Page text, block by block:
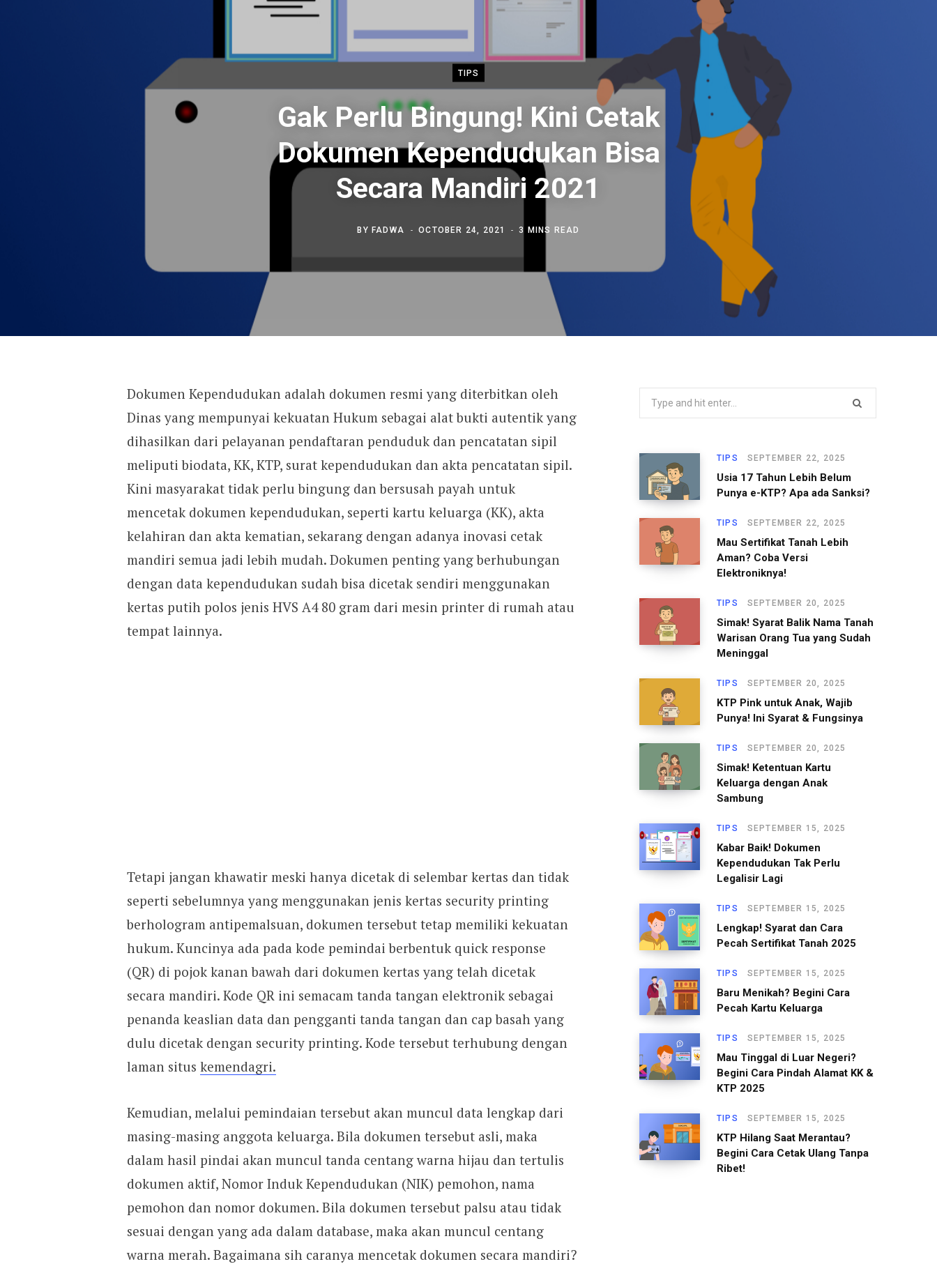
TIPS
Gak Perlu Bingung! Kini Cetak
Dokumen Kependudukan Bisa
Secara Mandiri 2021
BY FADWA OCTOBER 24, 2021 3 MINS READ
Dokumen Kependudukan adalah dokumen resmi yang diterbitkan oleh
Dinas yang mempunyai kekuatan Hukum sebagai alat bukti autentik yang
dihasilkan dari pelayanan pendaftaran penduduk dan pencatatan sipil
meliputi biodata, KK, KTP, surat kependudukan dan akta pencatatan sipil.
Kini masyarakat tidak perlu bingung dan bersusah payah untuk
mencetak dokumen kependudukan, seperti kartu keluarga (KK), akta
kelahiran dan akta kematian, sekarang dengan adanya inovasi cetak
mandiri semua jadi lebih mudah. Dokumen penting yang berhubungan
dengan data kependudukan sudah bisa dicetak sendiri menggunakan
kertas putih polos jenis HVS A4 80 gram dari mesin printer di rumah atau
tempat lainnya.
Tetapi jangan khawatir meski hanya dicetak di selembar kertas dan tidak
seperti sebelumnya yang menggunakan jenis kertas security printing
berhologram antipemalsuan, dokumen tersebut tetap memiliki kekuatan
hukum. Kuncinya ada pada kode pemindai berbentuk quick response
(QR) di pojok kanan bawah dari dokumen kertas yang telah dicetak
secara mandiri. Kode QR ini semacam tanda tangan elektronik sebagai
penanda keaslian data dan pengganti tanda tangan dan cap basah yang
dulu dicetak dengan security printing. Kode tersebut terhubung dengan
laman situs kemendagri.
Kemudian, melalui pemindaian tersebut akan muncul data lengkap dari
masing-masing anggota keluarga. Bila dokumen tersebut asli, maka
dalam hasil pindai akan muncul tanda centang warna hijau dan tertulis
dokumen aktif, Nomor Induk Kependudukan (NIK) pemohon, nama
pemohon dan nomor dokumen. Bila dokumen tersebut palsu atau tidak
sesuai dengan yang ada dalam database, maka akan muncul centang
warna merah. Bagaimana sih caranya mencetak dokumen secara mandiri?
o
TIPS SEPTEMBER 22, 2025
Usia 17 Tahun Lebih Belum
Punya e-KTP? Apa ada Sanksi?
TIPS SEPTEMBER 22, 2025
Mau Sertifikat Tanah Lebih
Aman? Coba Versi
Elektroniknya!
TIPS SEPTEMBER 20, 2025
Simak! Syarat Balik Nama Tanah
Warisan Orang Tua yang Sudah
Meninggal
TIPS SEPTEMBER 20, 2025
KTP Pink untuk Anak, Wajib
Punya! Ini Syarat & Fungsinya
TIPS SEPTEMBER 20, 2025
Simak! Ketentuan Kartu
Keluarga dengan Anak
Sambung
TIPS SEPTEMBER 15, 2025
Kabar Baik! Dokumen
Kependudukan Tak Perlu
Legalisir Lagi
TIPS SEPTEMBER 15, 2025
Lengkap! Syarat dan Cara
Pecah Sertifikat Tanah 2025
TIPS SEPTEMBER 15, 2025
Baru Menikah? Begini Cara
Pecah Kartu Keluarga
TIPS SEPTEMBER 15, 2025
Mau Tinggal di Luar Negeri?
Begini Cara Pindah Alamat KK &
KTP 2025
TIPS SEPTEMBER 15, 2025
KTP Hilang Saat Merantau?
Begini Cara Cetak Ulang Tanpa
Ribet!